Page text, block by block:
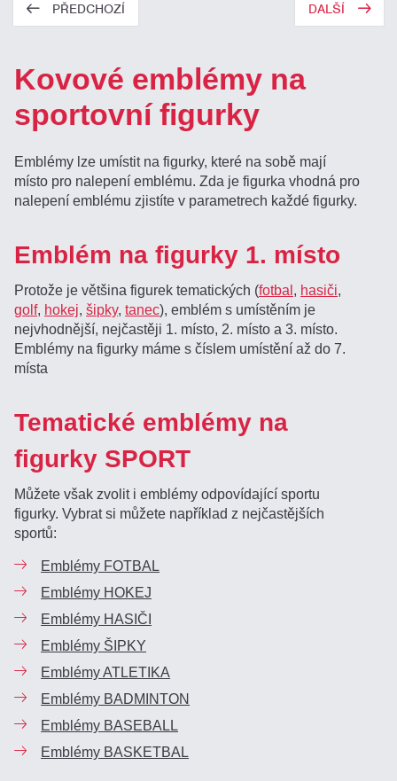
PŘEDCHOZÍ DALŠÍ
Kovové emblémy na
sportovní figurky
Emblémy lze umístit na figurky, které na sobě mají
místo pro nalepení emblému. Zda je figurka vhodná pro
nalepení emblému zjistíte v parametrech každé figurky.
Emblém na figurky 1. místo
Protože je většina figurek tematických (fotbal, hasiči,
golf, hokej,šipky,tanec), emblém s umístěním je
nejvhodnější, nejčastěji 1. místo, 2. místo a 3. místo.
Emblémy na figurky máme s číslem umístění až do 7.
místa
Tematické emblémy na
figurky SPORT
Můžete však zvolit i emblémy odpovídající sportu
figurky. Vybrat si můžete například z nejčastějších
sportů:
Emblémy FOTBAL
Emblémy HOKEJ
Emblémy HASIČI
Emblémy ŠIPKY
Emblémy ATLETIKA
Emblémy BADMINTON
Emblémy BASEBALL
Emblémy BASKETBAL